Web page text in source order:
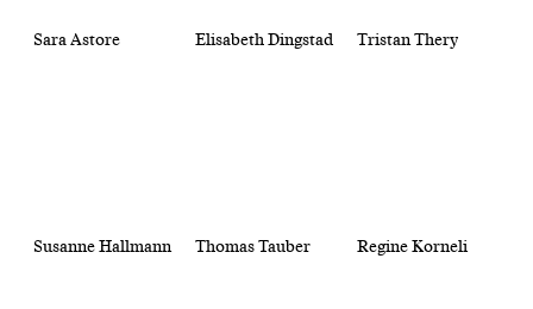
Sara Astore Elisabeth Dingstad Tristan Thery
Susanne Hallmann Thomas Tauber Regine Korneli